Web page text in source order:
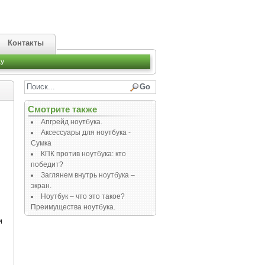
Контакты
Смотрите также
Апгрейд ноутбука.
Аксессуары для ноутбука -
Сумка
КПК против ноутбука: кто
победит?
Заглянем внутрь ноутбука –
экран.
Ноутбук – что это такое?
Преимущества ноутбука.